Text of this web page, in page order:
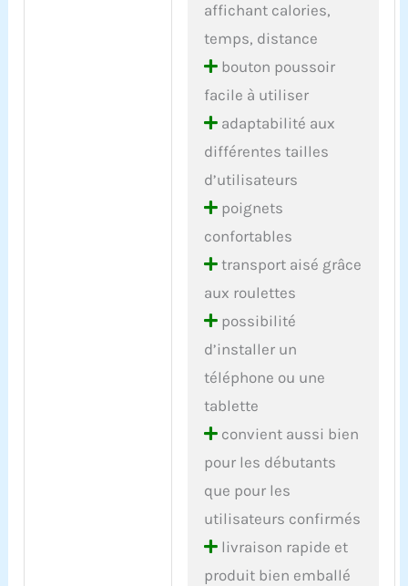
affichant calories,
temps, distance
bouton poussoir
facile à utiliser
adaptabilité aux
différentes tailles
d’utilisateurs
poignets
confortables
transport aisé grâce
aux roulettes
possibilité
d’installer un
téléphone ou une
tablette
convient aussi bien
pour les débutants
que pour les
utilisateurs confirmés
livraison rapide et
produit bien emballé